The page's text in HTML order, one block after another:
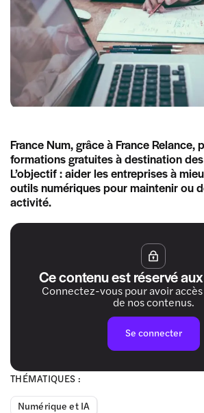
THÉMATIQUES :
Numérique et IA
France Num, grâce à France Relance,
formations gratuites à destination des
L’objectif : aider les entreprises à
outils numériques pour maintenir ou
activité.
Ce contenu est réservé
Connectez-vous pour avoir accès
de nos contenus.
Se connecter